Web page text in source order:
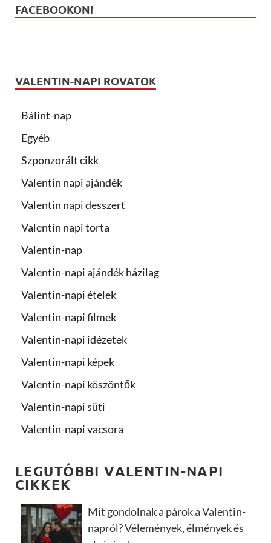
FACEBOOKON!
VALENTIN-NAPI ROVATOK
Bálint-nap
Egyéb
Szponzorált cikk
Valentin napi ajándék
Valentin napi desszert
Valentin napi torta
Valentin-nap
Valentin-napi ajándék házilag
Valentin-napi ételek
Valentin-napi filmek
Valentin-napi idézetek
Valentin-napi képek
Valentin-napi köszöntők
Valentin-napi süti
Valentin-napi vacsora
LEGUTÓBBI VALENTIN-NAPI
CIKKEK
Mit gondolnak a párok a Valentin-
napról? Vélemények, élmények és